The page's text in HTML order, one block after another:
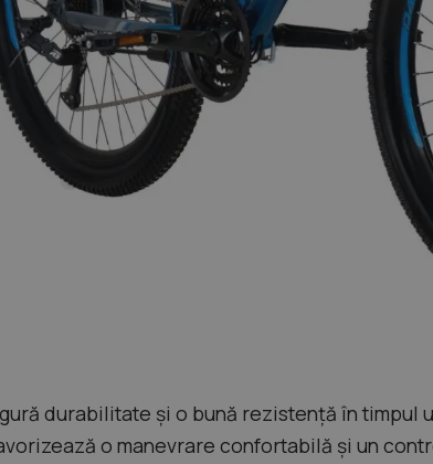
durabilitate și o bună rezistență în
o manevrare confortabilă și un